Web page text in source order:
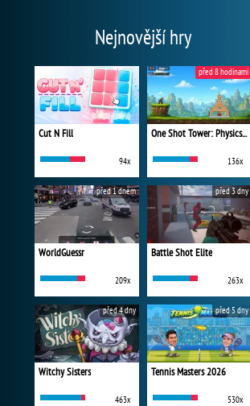
Nejnovější hry
Cut N Fill
94x
One Shot Tower: Physics Destroyer
136x
před 8 hodinami
WorldGuessr
209x
před 1 dnem
Battle Shot Elite
263x
před 3 dny
Witchy Sisters
463x
před 4 dny
Tennis Masters 2026
530x
před 5 dny